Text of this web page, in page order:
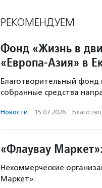
РЕКОМЕНДУЕМ
Фонд «Жизнь в
«Европа-Азия» в
Благотворительный фонд
собранные средства
Новости · 15.07.2026 ·
«Флаувау
Некоммерческие
Маркет».